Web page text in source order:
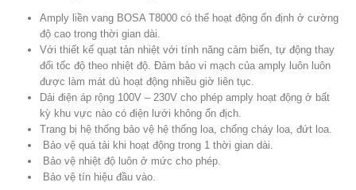
Amply liền vang BOSA T8000 có thể hoạt động ổn định ở cường
độ cao trong thời gian dài.
Với thiết kế quạt tản nhiệt với tính năng cảm biến, tự động thay
đổi tốc độ theo nhiệt độ. Đảm bảo vi mạch của amply luôn luôn
được làm mát dù hoạt động nhiều giờ liên tục.
Dải điện áp rộng 100V – 230V cho phép amply hoạt động ở bất
kỳ khu vực nào có điện lưới không ổn địch.
Trang bị hệ thống bảo vệ hệ thống loa, chống cháy loa, đứt loa.
Bảo vệ quá tải khi hoạt động trong 1 thời gian dài.
Bảo vệ nhiệt độ luôn ở mức cho phép.
Bảo vệ tín hiệu đầu vào.